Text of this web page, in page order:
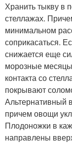
Хранить тыкву в
стеллажах.
минимальном
соприкасаться.
снижается еще
морозные
контакта со
покрывают
Альтернативный
причем овощи
Плодоножки в
направлены